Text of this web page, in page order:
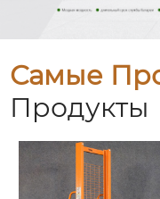
Самые
Продукты